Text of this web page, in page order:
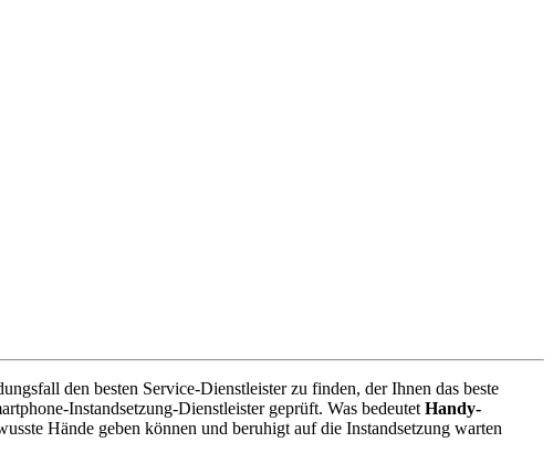
den besten Service-Dienstleister zu finden, der Ihnen das beste
Instandsetzung-Dienstleister geprüft. Was bedeutet Handy-
Hände geben können und beruhigt auf die Instandsetzung warten